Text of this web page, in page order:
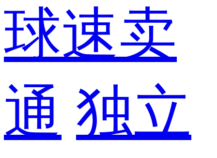
球速卖
通 独立